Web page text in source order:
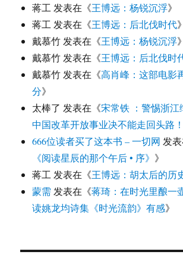
蒋工 发表在《王博远：杨锐沉浮》
蒋工 发表在《王博远：后北伐时代》
戴慕竹 发表在《王博远：杨锐沉浮》
戴慕竹 发表在《王博远：后北伐时
戴慕竹 发表在《高肖峰：这部电影
分》
太棒了 发表在《宋常铁 ：警惕浙江
中国改革开放事业决不能走回头路！
666位读者买了这本书 – 一切网 发
《阅读星辰的那个午后 • 序》 》
蒋工 发表在《王博远：胡太后的历
蒙需 发表在《蒋琦：在时光里酿
读姚龙均诗集《时光流韵》有感》